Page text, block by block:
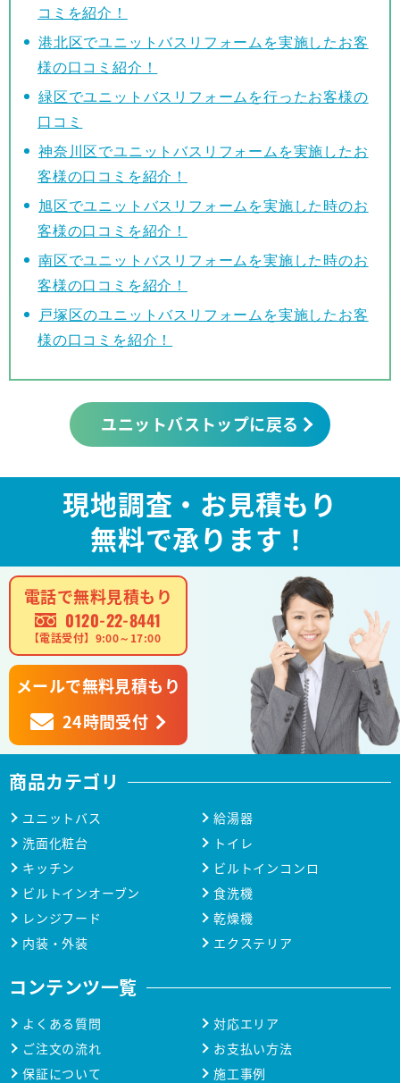
コミを紹介！
港北区でユニットバスリフォームを実施したお客
様の口コミ紹介！
緑区でユニットバスリフォームを行ったお客様の
口コミ
神奈川区でユニットバスリフォームを実施したお
客様の口コミを紹介！
旭区でユニットバスリフォームを実施した時のお
客様の口コミを紹介！
南区でユニットバスリフォームを実施した時のお
客様の口コミを紹介！
戸塚区のユニットバスリフォームを実施したお客
様の口コミを紹介！
ユニットバストップに戻る
現地調査・お見積もり
無料で承ります！
電話で無料見積もり
0120-22-8441
【電話受付】9:00～17:00
メールで無料見積もり
24時間受付
商品カテゴリ
ユニットバス
給湯器
洗面化粧台
トイレ
キッチン
ビルトインコンロ
ビルトインオーブン
食洗機
レンジフード
乾燥機
内装・外装
エクステリア
コンテンツ一覧
よくある質問
対応エリア
ご注文の流れ
お支払い方法
保証について
施工事例